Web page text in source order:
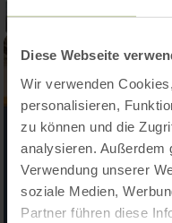
Diese Webseite
Wir verwenden
personalisieren,
zu können und die
analysieren. Außerdem
Verwendung unserer
soziale Medien,
Partner führen diese